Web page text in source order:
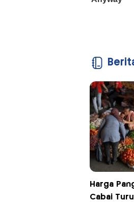
Harga
Cabai